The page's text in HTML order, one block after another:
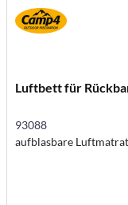
Luftbett für
93088
aufblasbare